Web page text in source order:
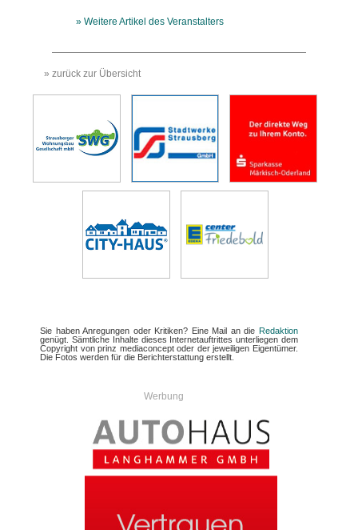
» Weitere Artikel des Veranstalters
» zurück zur Übersicht
Sie haben Anregungen oder Kritiken? Eine Mail an die Redaktion
genügt. Sämtliche Inhalte dieses Internetauftrittes unterliegen dem
Copyright von prinz mediaconcept oder der jeweiligen Eigentümer.
Die Fotos werden für die Berichterstattung erstellt.
Werbung